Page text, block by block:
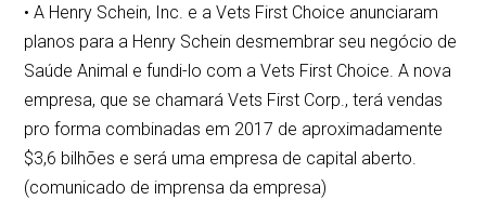
• A Henry Schein, Inc. e a Vets First Choice anunciaram
planos para a Henry Schein desmembrar seu negócio de
Saúde Animal e fundi-lo com a Vets First Choice. A nova
empresa, que se chamará Vets First Corp., terá vendas
pro forma combinadas em 2017 de aproximadamente
$3,6 bilhões e será uma empresa de capital aberto.
(comunicado de imprensa da empresa)